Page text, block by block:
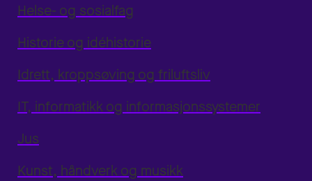
Helse- og sosialfag
Historie og idéhistorie
Idrett, kroppsøving og friluftsliv
IT, informatikk og informasjonssystemer
Jus
Kunst, håndverk og musikk